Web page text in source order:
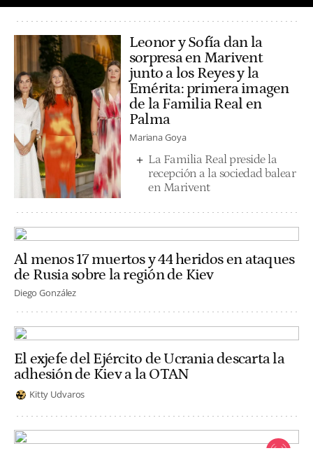
Leonor y Sofía dan la
sorpresa en Marivent
junto a los Reyes y la
Emérita: primera imagen
de la Familia Real en
Palma
Mariana Goya
La Familia Real preside la
recepción a la sociedad balear
en Marivent
Al menos 17 muertos y 44 heridos en ataques
de Rusia sobre la región de Kiev
Diego González
El exjefe del Ejército de Ucrania descarta la
adhesión de Kiev a la OTAN
Kitty Udvaros